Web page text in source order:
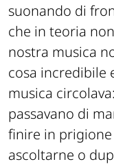
suonando di
che in teoria
nostra musica
cosa incredibile
musica
passavano di
finire in prigione
ascoltarne o